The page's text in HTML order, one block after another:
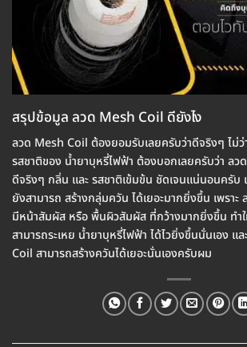
สรุปข้อมูล ลวด Mesh Coil ดียังไง
ลวด Mesh Coil ต้องยอมรับเลยครับว่าดีจริงๆ ไม่ว่
รสชาติของ น้ำยาบุหรี่ไฟฟ้า ต้องบอกเลยครับว่า ลว
ดีจริงๆ กลิ่น และ รสชาติเข้มข้น ชัดเจนแน่นอนครับ
ยังสามารถ สร้างกลุ่มควัน ได้เยอะมากยิ่งขึ้น เพรา
มีหน้าสัมผัส หรือ พื้นผิวสัมผัส ที่กว้างมากยิ่งขึ้น ทำ
สามารถระเหย น้ำยาบุหรี่ไฟฟ้า ได้ไวยิ่งขึ้นนั่นเอง แ
Coil สามารถสร้างควันได้เยอะนั่นเองครับผม